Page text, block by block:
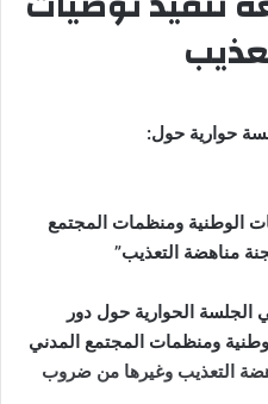
حوارية حول:
الوطنية ومنظمات المجتمع
مناهضة التعذيب”
الجلسة الحوارية حول دور
ومنظمات المجتمع المدني
التعذيب وغيرها من ضروب